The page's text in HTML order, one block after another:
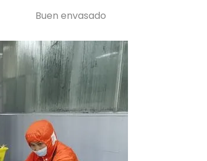
Buen envasado